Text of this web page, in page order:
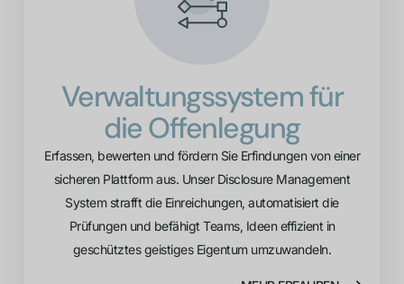
Verwaltungssystem für
die Offenlegung
Erfassen, bewerten und fördern Sie Erfindungen von einer
sicheren Plattform aus. Unser Disclosure Management
System strafft die Einreichungen, automatisiert die
Prüfungen und befähigt Teams, Ideen effizient in
geschütztes geistiges Eigentum umzuwandeln.